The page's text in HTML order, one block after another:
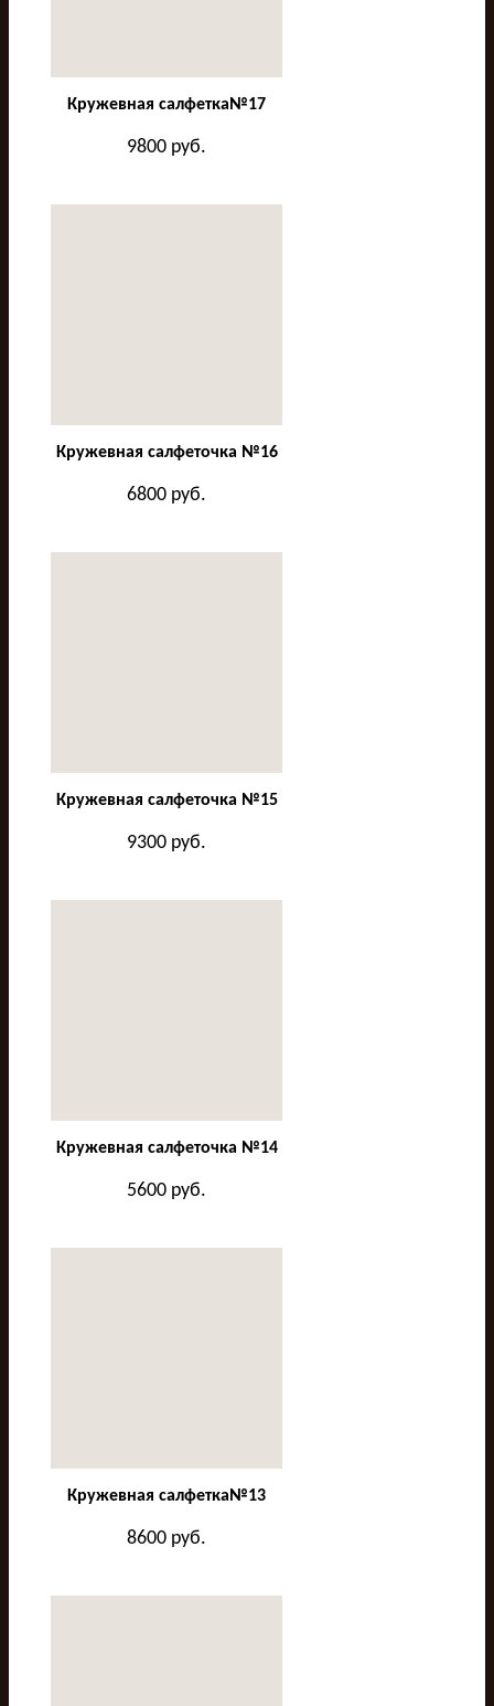
Кружевная салфетка№17
9800 руб.
Кружевная салфеточка №16
6800 руб.
Кружевная салфеточка №15
9300 руб.
Кружевная салфеточка №14
5600 руб.
Кружевная салфетка№13
8600 руб.